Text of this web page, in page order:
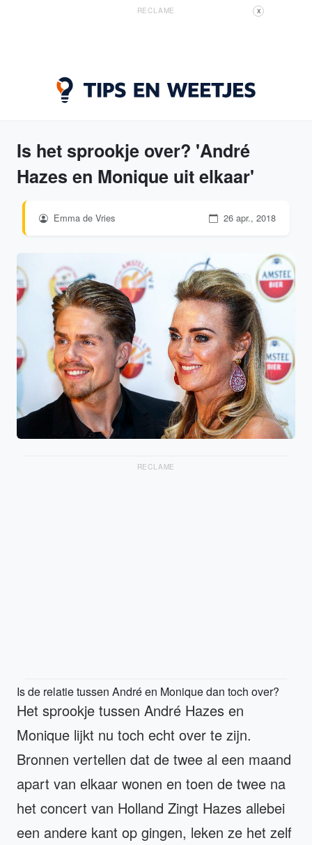
RECLAME X
Is het sprookje over? 'André
Hazes en Monique uit elkaar'
Emma de Vries 26 apr., 2018
RECLAME
Is de relatie tussen André en Monique dan toch over?
Het sprookje tussen André Hazes en
Monique lijkt nu toch echt over te zijn.
Bronnen vertellen dat de twee al een maand
apart van elkaar wonen en toen de twee na
het concert van Holland Zingt Hazes allebei
een andere kant op gingen, leken ze het zelf